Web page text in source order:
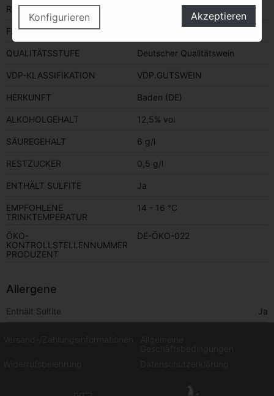
REBSORTE(N)
FLASCHENGRÖSSE
QUALITÄTSSTUFE Deutscher Qualitätswein
VDP-KLASSIFIKATION VDP.GUTSWEIN
HERKUNFT Baden (DE)
ALKOHOLGEHALT 12,5% vol
SÄUREGEHALT 6 g/l
RESTZUCKER 0,5 g/l
ENTHÄLT SULFITE Ja
EMPFOHLENE
TRINKTEMPERATUR
14 - 16 °C
ÖKO-
KONTROLLSTELLENNUMMER
PRODUZENT
DE-ÖKO-022
Allergene
Enthält Sulfite Ja
Konfigurieren Akzeptieren